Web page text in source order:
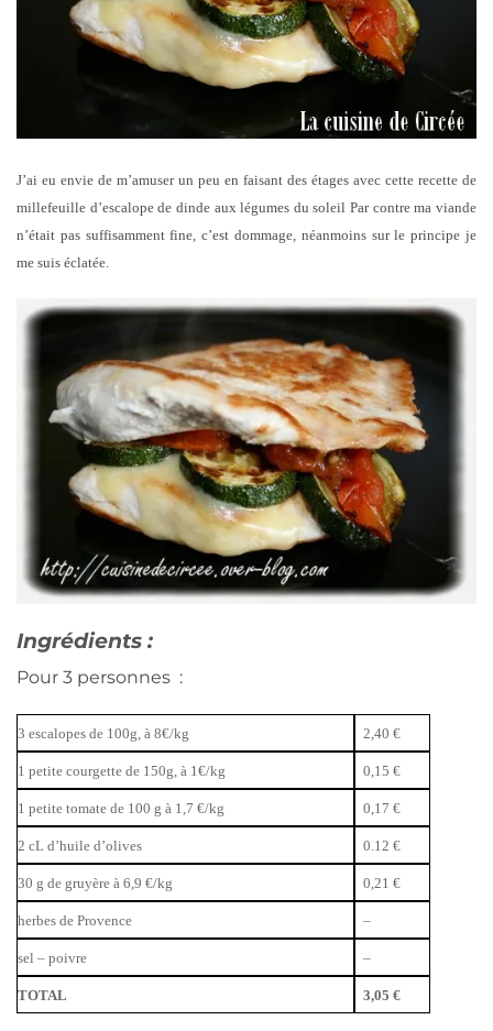
J’ai eu envie de m’amuser un peu en faisant des étages avec cette recette de
millefeuille d’escalope de dinde aux légumes du soleil Par contre ma viande
n’était pas suffisamment fine, c’est dommage, néanmoins sur le principe je
me suis éclatée.
Ingrédients :
Pour 3 personnes :
3 escalopes de 100g, à 8€/kg 2,40 €
1 petite courgette de 150g, à 1€/kg 0,15 €
1 petite tomate de 100 g à 1,7 €/kg 0,17 €
2 cL d’huile d’olives 0.12 €
30 g de gruyère à 6,9 €/kg 0,21 €
herbes de Provence –
sel – poivre –
TOTAL 3,05 €